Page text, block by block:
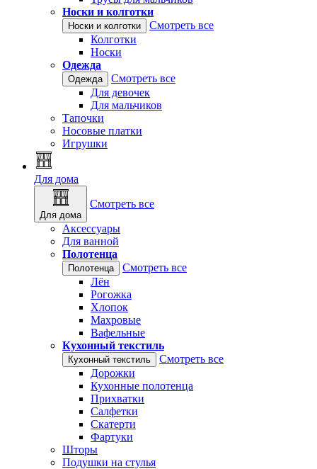
Носки и колготки
Носки и колготки
Смотреть все
Колготки
Носки
Одежда
Одежда
Смотреть все
Для девочек
Для мальчиков
Тапочки
Носовые платки
Игрушки
Для дома
Для дома
Смотреть все
Аксессуары
Для ванной
Полотенца
Полотенца
Смотреть все
Лён
Рогожка
Хлопок
Махровые
Вафельные
Кухонный текстиль
Кухонный текстиль
Смотреть все
Дорожки
Кухонные полотенца
Прихватки
Салфетки
Скатерти
Фартуки
Шторы
Подушки на стулья